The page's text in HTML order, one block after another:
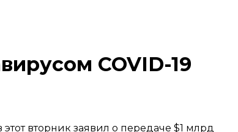
COVID-19
вторник заявил о передаче $1 млрд